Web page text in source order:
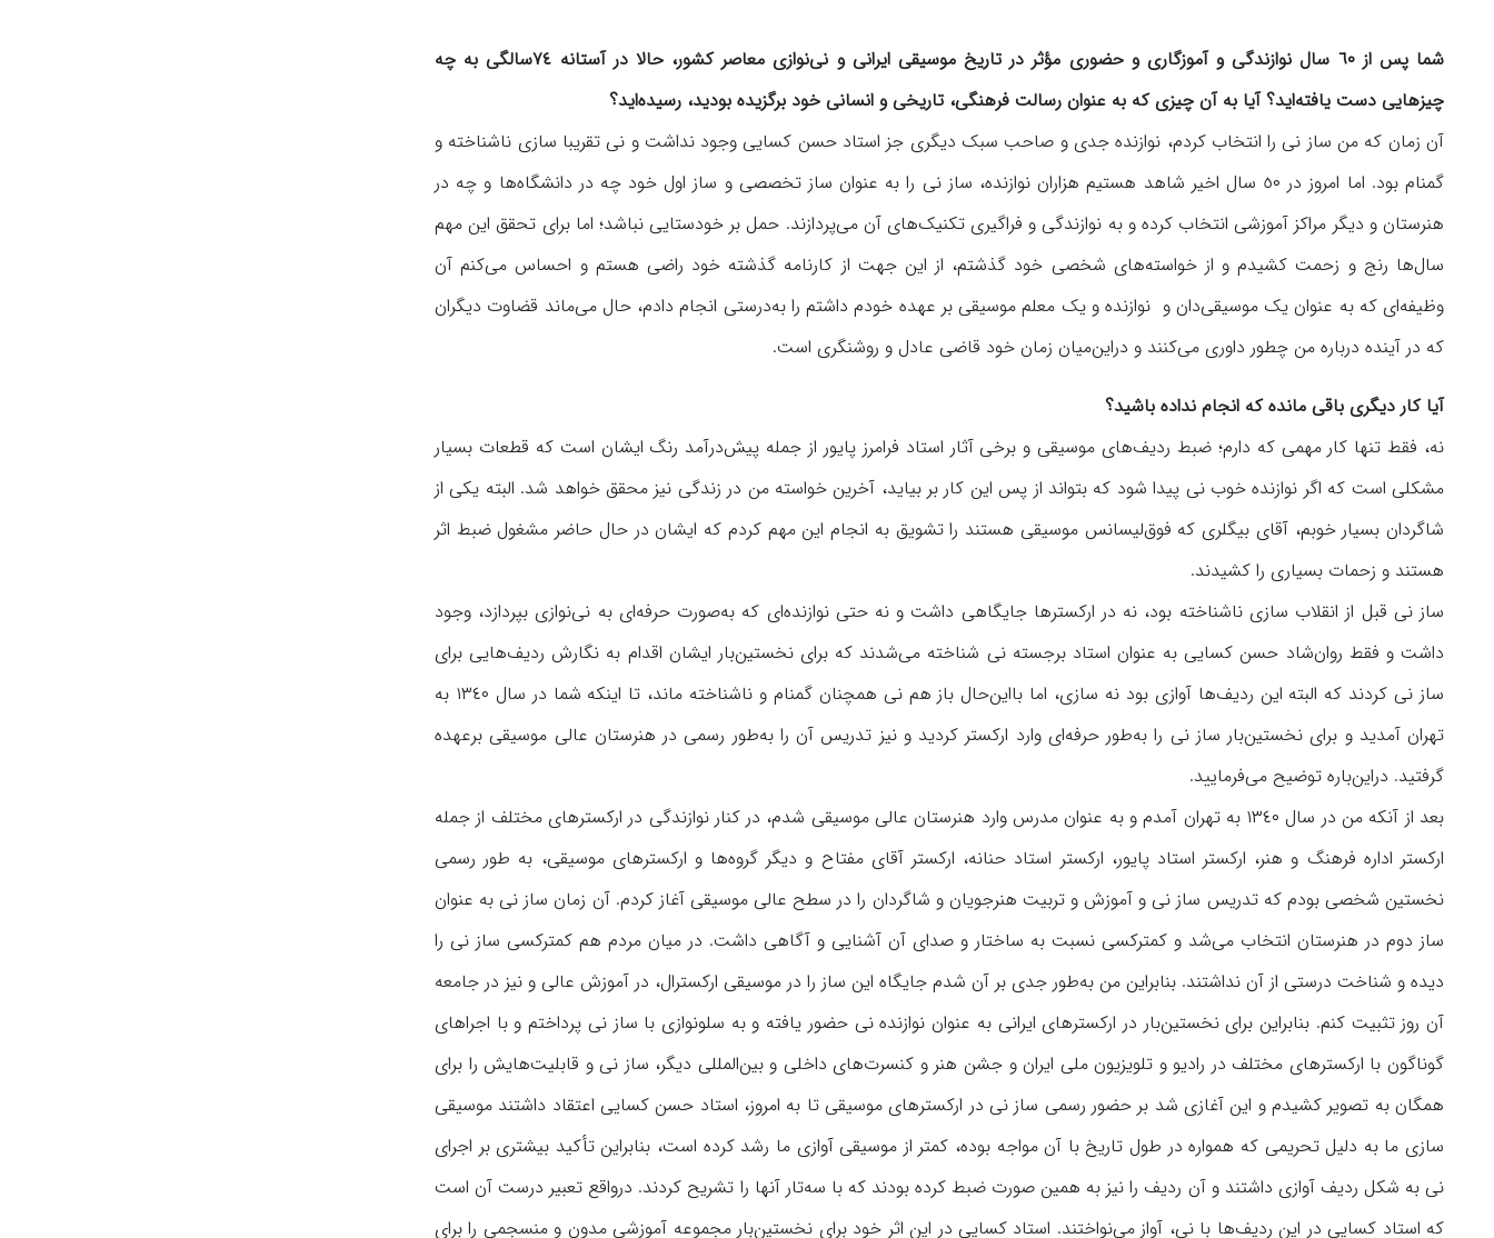
شما پس از ٦٠ سال نوازندگی و آموزگاری و حضوری مؤثر در تاریخ موسیقی ایرانی و نی‌نوازی معاصر کشور، حالا
در آستانه ٧٤سالگی به چه
چیزهایی دست یافته‌اید؟ آیا به آن چیزی که به عنوان رسالت فرهنگی، تاریخی و انسانی خود برگزیده بودید، رسیده‌اید؟
آن زمان که من ساز نی را انتخاب کردم، نوازنده جدی و صاحب سبک دیگری جز استاد حسن كسایی وجود نداشت و نی تقریبا سازی ناشناخته و
گمنام بود. اما امروز در ٥٠ سال اخیر شاهد هستیم هزاران نوازنده، ساز نی را به عنوان ساز تخصصی و ساز اول خود چه در دانشگاه‌ها و چه در
هنرستان و دیگر مراکز آموزشی انتخاب کرده و به نوازندگی و فراگیری تکنیک‌های آن می‌پردازند. حمل بر خودستایی نباشد؛ اما برای تحقق این مهم
سال‌ها رنج و زحمت کشیدم و از خواسته‌های شخصی خود گذشتم، از این جهت از کارنامه گذشته خود راضی هستم و احساس می‌کنم آن
وظیفه‌ای که به عنوان یک موسیقی‌دان و نوازنده و یک معلم موسیقی بر عهده خودم داشتم را به‌درستی انجام دادم، حال می‌ماند قضاوت دیگران
که در آینده درباره من چطور داوری می‌کنند و دراین‌میان زمان خود قاضی عادل و روشنگری است.
آیا کار دیگری باقی مانده که انجام نداده باشید؟
نه، فقط تنها کار مهمی که دارم؛ ضبط ردیف‌های موسیقی و برخی آثار استاد فرامرز پایور از جمله پیش‌درآمد رنگ ایشان است که قطعات بسیار
مشکلی است که اگر نوازنده خوب نی پیدا شود که بتواند از پس این کار بر بیاید، آخرین خواسته من در زندگی نیز محقق خواهد شد. البته یکی از
شاگردان بسیار خوبم، آقای بیگلری که فوق‌لیسانس موسیقی هستند را تشویق به انجام این مهم کردم که ایشان در حال حاضر مشغول ضبط اثر
هستند و زحمات بسیاری را کشیدند.
ساز نی قبل از انقلاب سازی ناشناخته بود، نه در ارکسترها جایگاهی داشت و نه حتی نوازنده‌ای که به‌صورت حرفه‌ای به نی‌نوازی بپردازد، وجود
داشت و فقط روان‌شاد حسن کسایی به عنوان استاد برجسته نی شناخته می‌شدند که برای نخستین‌بار ایشان اقدام به نگارش ردیف‌‌هایی برای
ساز نی كردند که البته این ردیف‌ها آوازی بود نه سازی، اما بااین‌حال باز هم نی همچنان گمنام و ناشناخته ماند، تا اینکه شما در سال ١٣٤٠ به
تهران آمدید و برای نخستین‌بار ساز نی را به‌طور حرفه‌ای وارد ارکستر کردید و نیز تدریس آن را به‌طور رسمی در هنرستان عالی موسیقی برعهده
گرفتید. دراین‌باره توضیح می‌فرمایید.
بعد از آنکه من در سال ١٣٤٠ به تهران آمدم و به عنوان مدرس وارد هنرستان عالی موسیقی شدم، در کنار نوازندگی در ارکسترهای مختلف از جمله
ارکستر اداره فرهنگ و هنر، ارکستر استاد پایور، ارکستر استاد حنانه، ارکستر آقای مفتاح و دیگر گروه‌ها و ارکسترهای موسیقی، به طور رسمی
نخستین شخصی بودم که تدریس ساز نی و آموزش و تربیت هنرجویان و شاگردان را در سطح عالی موسیقی آغاز کردم. آن زمان ساز نی به عنوان
ساز دوم در هنرستان انتخاب می‌شد و کمترکسی نسبت به ساختار و صدای آن آشنایی و آگاهی داشت. در میان مردم هم کمترکسی ساز نی را
دیده و شناخت درستی از آن نداشتند. بنابراین من به‌طور جدی بر آن شدم جایگاه این ساز را در موسیقی ارکسترال، در آموزش عالی و نیز در جامعه
آن روز تثبیت كنم. بنابراین برای نخستین‌بار در ارکسترهای ایرانی به عنوان نوازنده نی حضور یافته و به سلونوازی با ساز نی پرداختم و با اجراهای
گوناگون با ارکسترهای مختلف در رادیو و تلویزیون ملی ایران و جشن هنر و کنسرت‌های داخلی و بین‌المللی دیگر، ساز نی و قابلیت‌هایش را برای
همگان به تصویر کشیدم و این آغازی شد بر حضور رسمی ساز نی در ارکسترهای موسیقی تا به امروز، استاد حسن كسایی اعتقاد داشتند موسیقی
سازی ما به دلیل تحریمی که همواره در طول تاریخ با آن مواجه بوده، کمتر از موسیقی آوازی ما رشد کرده است، بنابراین تأكید بیشتری بر اجرای
نی به شکل ردیف آوازی داشتند و آن ردیف را نیز به همین صورت ضبط کرده بودند که با سه‌تار آنها را تشریح كردند. درواقع تعبیر درست آن است
که استاد کسایی در این ردیف‌ها با نی، آواز می‌نواختند. استاد كسایی در این اثر خود برای نخستین‌بار مجموعه آموزشی مدون و منسجمی را برای